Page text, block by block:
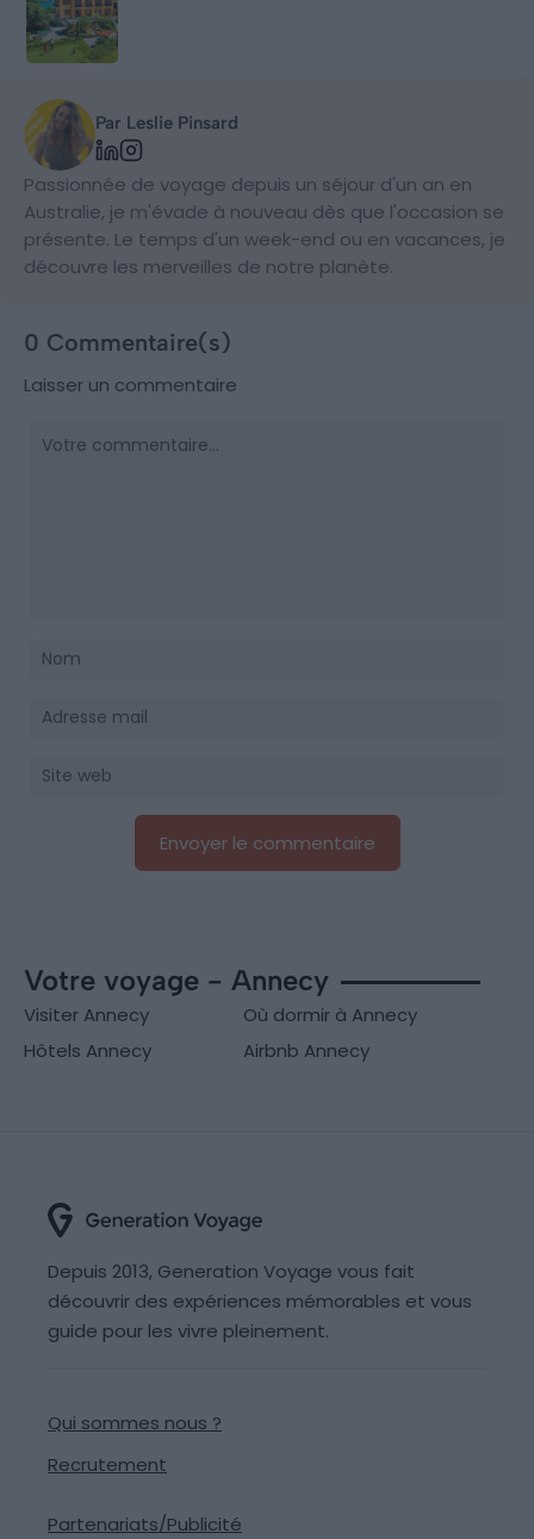
Par Leslie Pinsard
Passionnée de voyage depuis un séjour d'un an en
Australie, je m'évade à nouveau dès que l'occasion se
présente. Le temps d'un week-end ou en vacances, je
découvre les merveilles de notre planète.
0 Commentaire(s)
Laisser un commentaire
Votre voyage - Annecy
Visiter Annecy
Où dormir à Annecy
Hôtels Annecy
Airbnb Annecy
Depuis 2013, Generation Voyage vous fait
découvrir des expériences mémorables et vous
guide pour les vivre pleinement.
Qui sommes nous ?
Recrutement
Partenariats/Publicité